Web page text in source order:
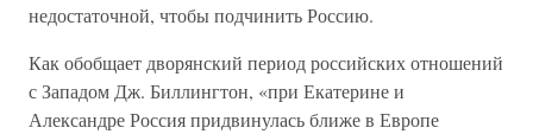
недостаточной, чтобы подчинить Россию.
Как обобщает дворянский период российских отношений
с Западом Дж. Биллингтон, «при Екатерине и
Александре Россия придвинулась ближе в Европе